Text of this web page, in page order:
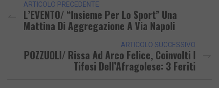
ARTICOLO PRECEDENTE
L’EVENTO/ “Insieme Per Lo Sport” Una
Mattina Di Aggregazione A Via Napoli
ARTICOLO SUCCESSIVO
POZZUOLI/ Rissa Ad Arco Felice, Coinvolti I
Tifosi Dell’Afragolese: 3 Feriti